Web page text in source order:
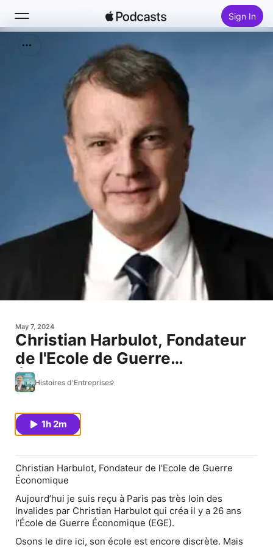
Sign In
Top Charts
May 7, 2024
Christian Harbulot, Fondateur
de l'Ecole de Guerre
Économique « La France en
guerre économique »
Histoires d'Entreprises
1h 2m
Christian Harbulot, Fondateur de l'Ecole de Guerre
Économique
Aujourd’hui je suis reçu à Paris pas très loin des
Invalides par Christian Harbulot qui créa il y a 26 ans
l’École de Guerre Économique (EGE).
Osons le dire ici, son école est encore discrète. Mais